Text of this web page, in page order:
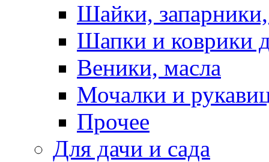
Шайки,
Шапки и коврики
Веники, масла
Мочалки и
Прочее
Для дачи и сада